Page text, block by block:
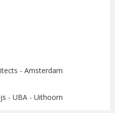
- Amsterdam
- UBA - Uithoorn